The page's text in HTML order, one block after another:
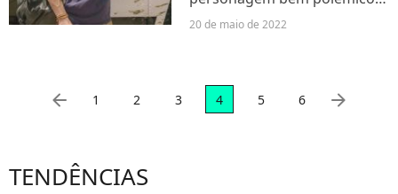
em "Pantanal". Com um jeito
prometia ser...
20 de maio de 2022
arrow_left 1 2 3 4 5 6 arrow_right
TENDÊNCIAS